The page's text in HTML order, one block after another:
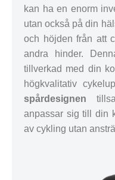
kan ha en enorm
utan också på din
och höjden från att
andra hinder.
tillverkad med din
högkvalitativ
spårdesignen
anpassar sig till din
av cykling utan